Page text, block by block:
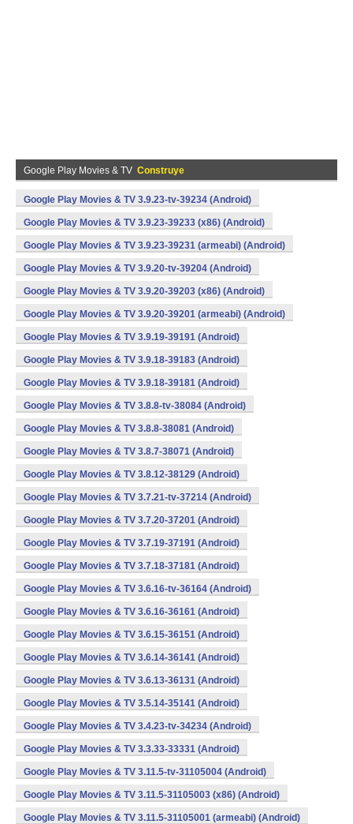
Google Play Movies & TV Construye
Google Play Movies & TV 3.9.23-tv-39234 (Android)
Google Play Movies & TV 3.9.23-39233 (x86) (Android)
Google Play Movies & TV 3.9.23-39231 (armeabi) (Android)
Google Play Movies & TV 3.9.20-tv-39204 (Android)
Google Play Movies & TV 3.9.20-39203 (x86) (Android)
Google Play Movies & TV 3.9.20-39201 (armeabi) (Android)
Google Play Movies & TV 3.9.19-39191 (Android)
Google Play Movies & TV 3.9.18-39183 (Android)
Google Play Movies & TV 3.9.18-39181 (Android)
Google Play Movies & TV 3.8.8-tv-38084 (Android)
Google Play Movies & TV 3.8.8-38081 (Android)
Google Play Movies & TV 3.8.7-38071 (Android)
Google Play Movies & TV 3.8.12-38129 (Android)
Google Play Movies & TV 3.7.21-tv-37214 (Android)
Google Play Movies & TV 3.7.20-37201 (Android)
Google Play Movies & TV 3.7.19-37191 (Android)
Google Play Movies & TV 3.7.18-37181 (Android)
Google Play Movies & TV 3.6.16-tv-36164 (Android)
Google Play Movies & TV 3.6.16-36161 (Android)
Google Play Movies & TV 3.6.15-36151 (Android)
Google Play Movies & TV 3.6.14-36141 (Android)
Google Play Movies & TV 3.6.13-36131 (Android)
Google Play Movies & TV 3.5.14-35141 (Android)
Google Play Movies & TV 3.4.23-tv-34234 (Android)
Google Play Movies & TV 3.3.33-33331 (Android)
Google Play Movies & TV 3.11.5-tv-31105004 (Android)
Google Play Movies & TV 3.11.5-31105003 (x86) (Android)
Google Play Movies & TV 3.11.5-31105001 (armeabi) (Android)